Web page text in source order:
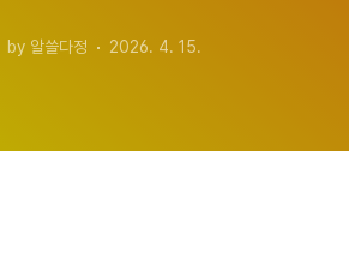
by 알쓸다정 2026. 4. 15.